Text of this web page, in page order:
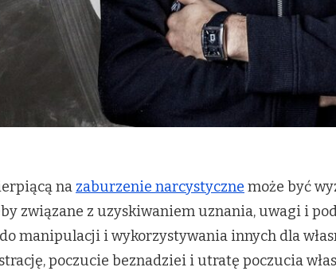
na zaburzenie narcystyczne może być
związane z uzyskiwaniem uznania, uwagi i
do manipulacji i wykorzystywania innych dla
poczucie beznadziei i utratę poczucia